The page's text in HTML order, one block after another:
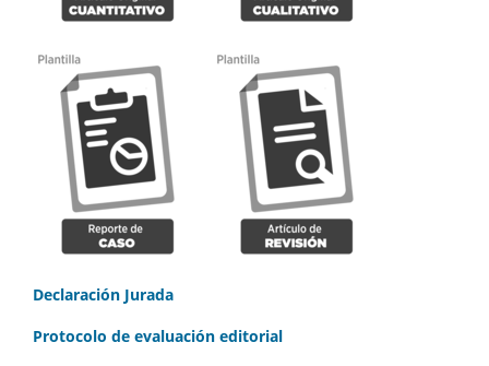
Declaración Jurada
Protocolo de evaluación editorial